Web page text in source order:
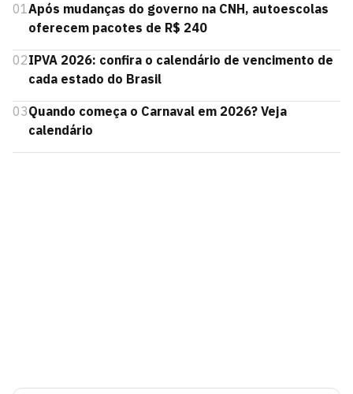
01Após mudanças do governo na CNH, autoescolas
oferecem pacotes de R$ 240
02IPVA 2026: confira o calendário de vencimento de
cada estado do Brasil
03Quando começa o Carnaval em 2026? Veja
calendário